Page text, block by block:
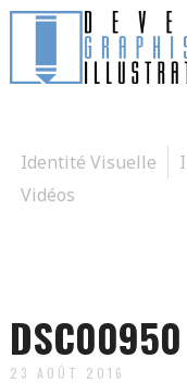
au
contenu
Identité Visuelle
Vidéos
DSC00950
23 AOÛT 2016